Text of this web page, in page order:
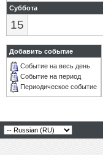
Суббота
15
Добавить событие
Событие на весь день
Событие на период
Периодическое событие